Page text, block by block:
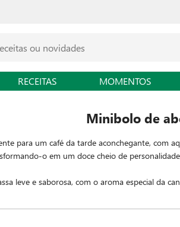
RECEITAS MOMENTOS
Minibolo de
para um café da tarde aconchegante, com
o em um doce cheio de
leve e saborosa, com o aroma especial da
momento delicioso e cheio de diversão.